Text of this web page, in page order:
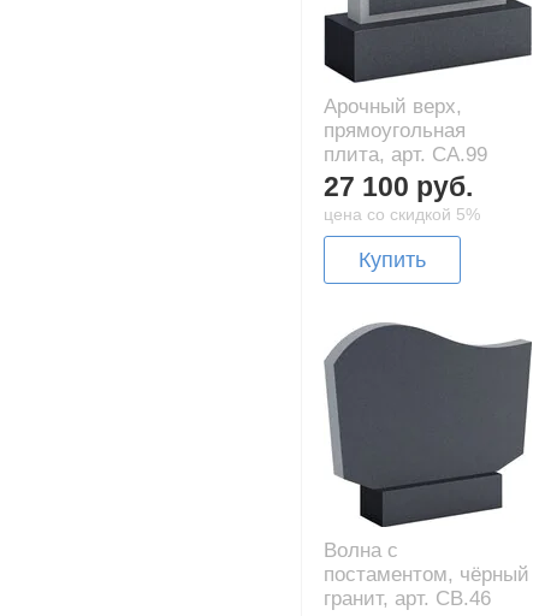
Арочный верх,
прямоугольная
плита, арт. CA.99
27 100 руб.
цена со скидкой 5%
Купить
Волна с
постаментом, чёрный
гранит, арт. CB.46